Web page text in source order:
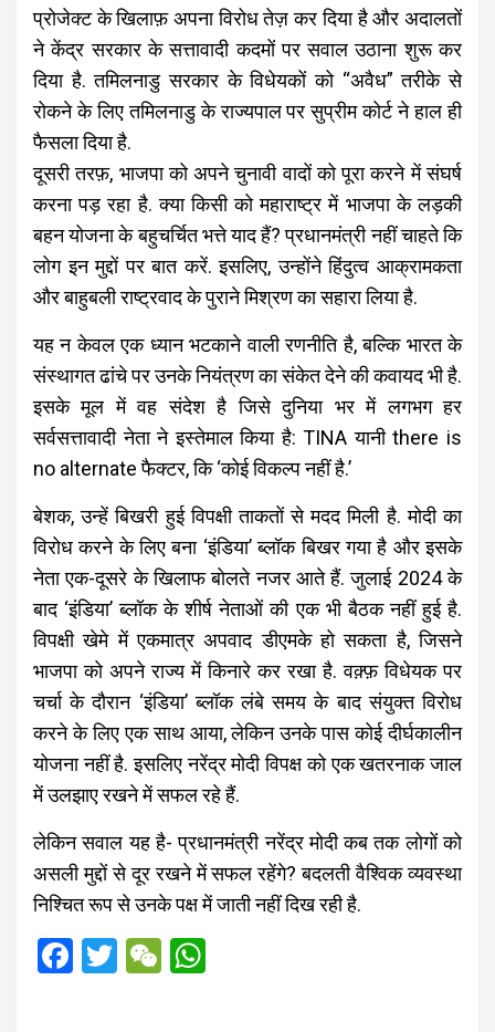
प्रोजेक्ट के खिलाफ़ अपना विरोध तेज़ कर दिया है और अदालतों
ने केंद्र सरकार के सत्तावादी कदमों पर सवाल उठाना शुरू कर
दिया है. तमिलनाडु सरकार के विधेयकों को “अवैध” तरीके से
रोकने के लिए तमिलनाडु के राज्यपाल पर सुप्रीम कोर्ट ने हाल ही
फैसला दिया है.
दूसरी तरफ़, भाजपा को अपने चुनावी वादों को पूरा करने में संघर्ष
करना पड़ रहा है. क्या किसी को महाराष्ट्र में भाजपा के लड़की
बहन योजना के बहुचर्चित भत्ते याद हैं? प्रधानमंत्री नहीं चाहते कि
लोग इन मुद्दों पर बात करें. इसलिए, उन्होंने हिंदुत्व आक्रामकता
और बाहुबली राष्ट्रवाद के पुराने मिश्रण का सहारा लिया है.
यह न केवल एक ध्यान भटकाने वाली रणनीति है, बल्कि भारत के
संस्थागत ढांचे पर उनके नियंत्रण का संकेत देने की कवायद भी है.
इसके मूल में वह संदेश है जिसे दुनिया भर में लगभग हर
सर्वसत्तावादी नेता ने इस्तेमाल किया है: TINA यानी there is
no alternate फैक्टर, कि ‘कोई विकल्प नहीं है.’
बेशक, उन्हें बिखरी हुई विपक्षी ताकतों से मदद मिली है. मोदी का
विरोध करने के लिए बना ‘इंडिया’ ब्लॉक बिखर गया है और इसके
नेता एक-दूसरे के खिलाफ बोलते नजर आते हैं. जुलाई 2024 के
बाद ‘इंडिया’ ब्लॉक के शीर्ष नेताओं की एक भी बैठक नहीं हुई है.
विपक्षी खेमे में एकमात्र अपवाद डीएमके हो सकता है, जिसने
भाजपा को अपने राज्य में किनारे कर रखा है. वक़्फ़ विधेयक पर
चर्चा के दौरान ‘इंडिया’ ब्लॉक लंबे समय के बाद संयुक्त विरोध
करने के लिए एक साथ आया, लेकिन उनके पास कोई दीर्घकालीन
योजना नहीं है. इसलिए नरेंद्र मोदी विपक्ष को एक खतरनाक जाल
में उलझाए रखने में सफल रहे हैं.
लेकिन सवाल यह है- प्रधानमंत्री नरेंद्र मोदी कब तक लोगों को
असली मुद्दों से दूर रखने में सफल रहेंगे? बदलती वैश्विक व्यवस्था
निश्चित रूप से उनके पक्ष में जाती नहीं दिख रही है.
F
T
W